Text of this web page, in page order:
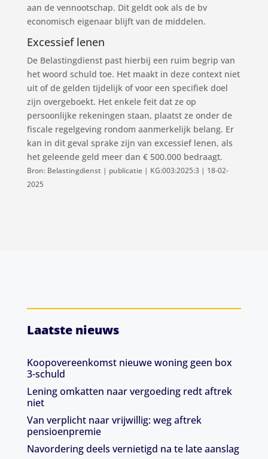
aan de vennootschap. Dit geldt ook als de bv
economisch eigenaar blijft van de middelen.
Excessief lenen
De Belastingdienst past hierbij een ruim begrip van
het woord schuld toe. Het maakt in deze context niet
uit of de gelden tijdelijk of voor een specifiek doel
zijn overgeboekt. Het enkele feit dat ze op
persoonlijke rekeningen staan, plaatst ze onder de
fiscale regelgeving rondom aanmerkelijk belang. Er
kan in dit geval sprake zijn van excessief lenen, als
het geleende geld meer dan € 500.000 bedraagt.
Bron: Belastingdienst | publicatie | KG:003:2025:3 | 18-02-
2025
Laatste nieuws
Koopovereenkomst nieuwe woning geen box
3-schuld
Lening omkatten naar vergoeding redt aftrek
niet
Van verplicht naar vrijwillig: weg aftrek
pensioenpremie
Navordering deels vernietigd na te late aanslag